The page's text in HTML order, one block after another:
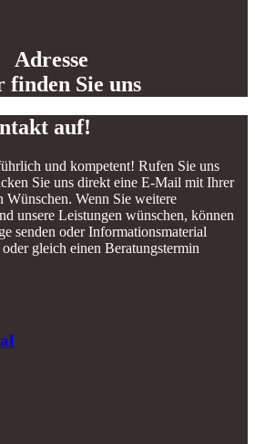
Adresse
finden Sie uns
auf!
und kompetent! Rufen Sie uns
Sie uns direkt eine E-Mail mit Ihrer
Wünschen. Wenn Sie weitere
unsere Leistungen wünschen, können
senden oder Informationsmaterial
gleich einen Beratungstermin